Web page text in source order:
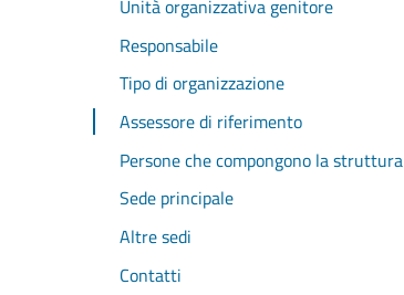
Unità organizzativa genitore
Responsabile
Tipo di organizzazione
Assessore di riferimento
Persone che compongono la struttura
Sede principale
Altre sedi
Contatti